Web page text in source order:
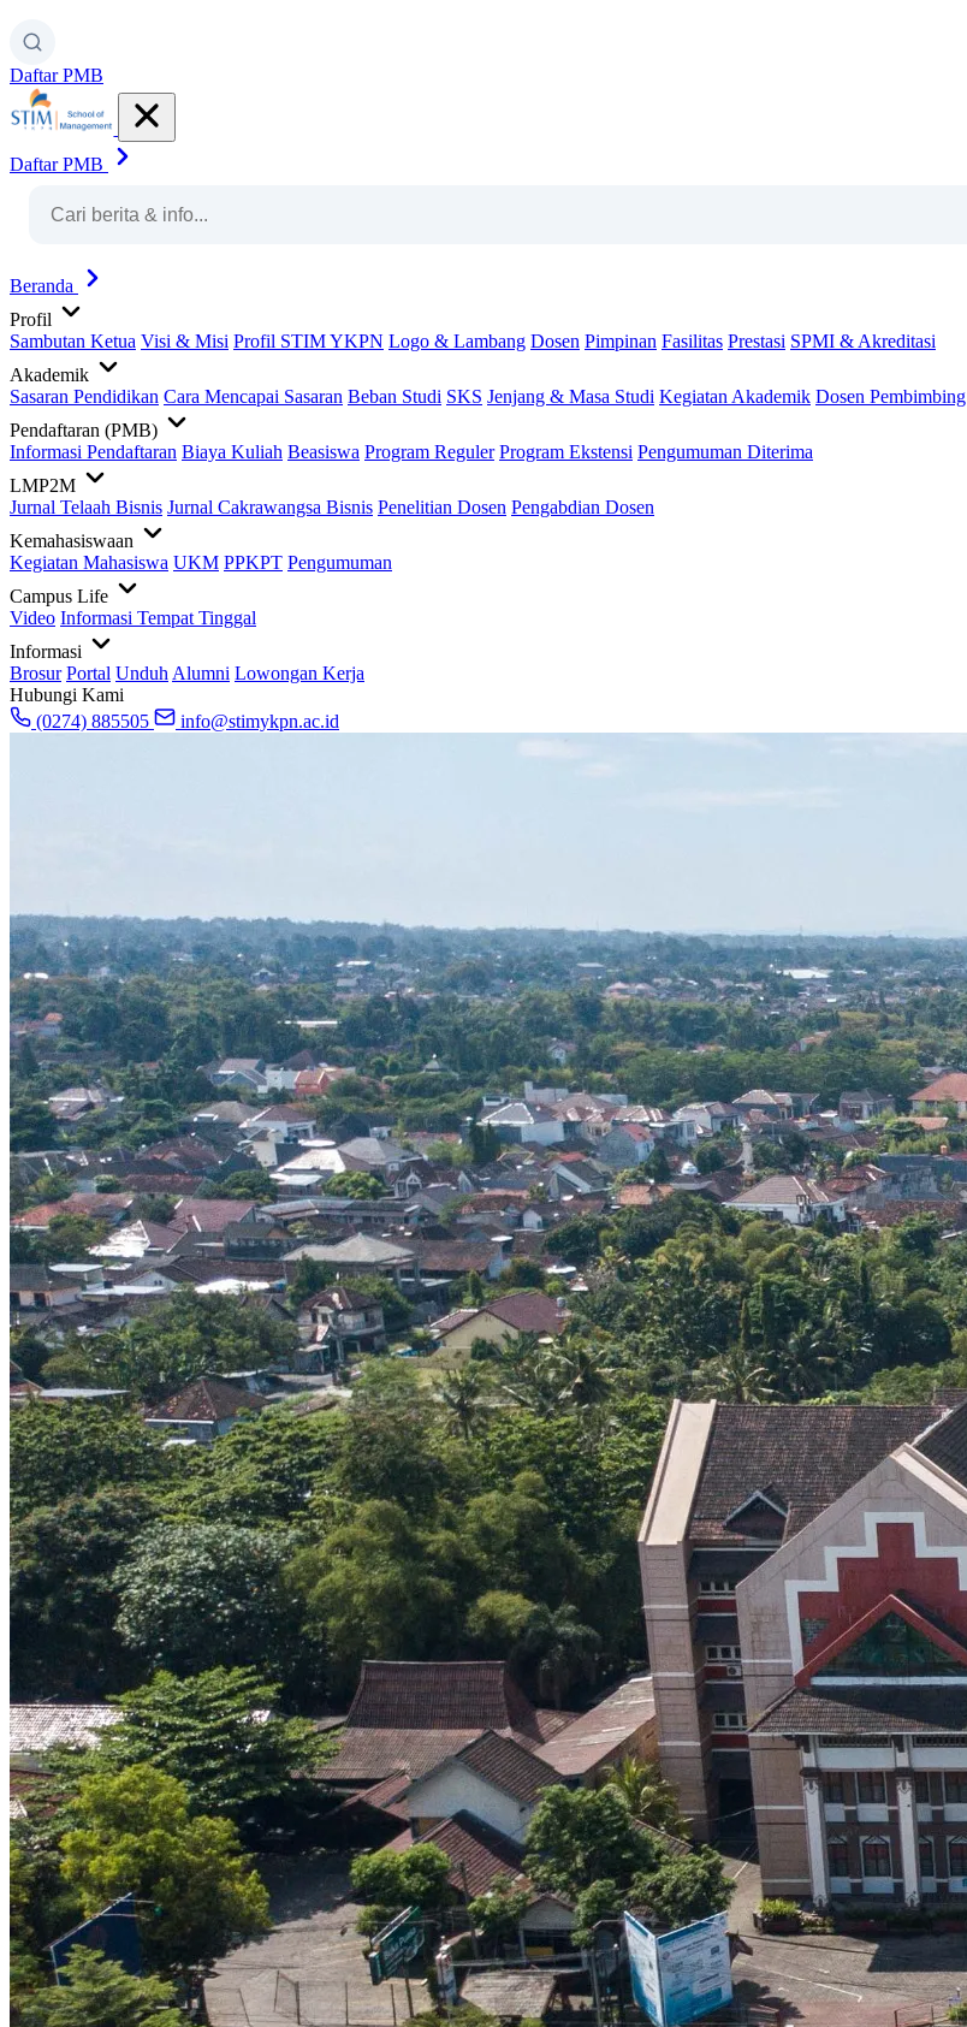
Daftar PMB
Daftar PMB
Beranda
Profil
Sambutan Ketua Visi & Misi Profil STIM YKPN Logo & Lambang Dosen Pimpinan Fasilitas Prestasi SPMI & Akreditasi
Akademik
Sasaran Pendidikan Cara Mencapai Sasaran Beban Studi SKS Jenjang & Masa Studi Kegiatan Akademik Dosen Pembimbing
Pendaftaran (PMB)
Informasi Pendaftaran Biaya Kuliah Beasiswa Program Reguler Program Ekstensi Pengumuman Diterima
LMP2M
Jurnal Telaah Bisnis Jurnal Cakrawangsa Bisnis Penelitian Dosen Pengabdian Dosen
Kemahasiswaan
Kegiatan Mahasiswa UKM PPKPT Pengumuman
Campus Life
Video Informasi Tempat Tinggal
Informasi
Brosur Portal Unduh Alumni Lowongan Kerja
Hubungi Kami
(0274) 885505
info@stimykpn.ac.id